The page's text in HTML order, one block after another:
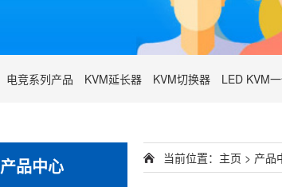
电竞系列产品 KVM延长器 KVM切换器 LED KVM
产品中心 当前位置： 主页 > 产品